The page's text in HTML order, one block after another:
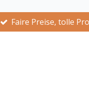
Faire Preise, tolle